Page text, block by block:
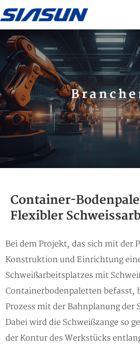
Container-
Flexibler
Bei dem Projekt, das sich mit der
Konstruktion und Einrichtung
Schweißarbeitsplatzes mit
Containerbodenpaletten befasst,
Prozess mit der Bahnplanung der
Dabei wird die Schweißzange so
der Kontur des Werkstücks